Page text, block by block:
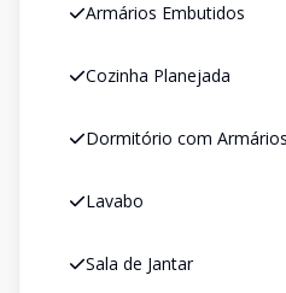
Armários Embutidos
Cozinha Planejada
Dormitório com Armários
Lavabo
Sala de Jantar